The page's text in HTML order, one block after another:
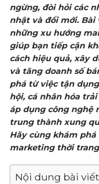
ngừng, đòi hỏi các
nhật và đổi mới. Bài
những xu hướng
giúp bạn tiếp cận
cách hiệu quả, xây
và tăng doanh số
phá từ việc tận
hội, cá nhân hóa
áp dụng công nghệ
trung thành xung
Hãy cùng khám
marketing thời
Nội dung bài viết